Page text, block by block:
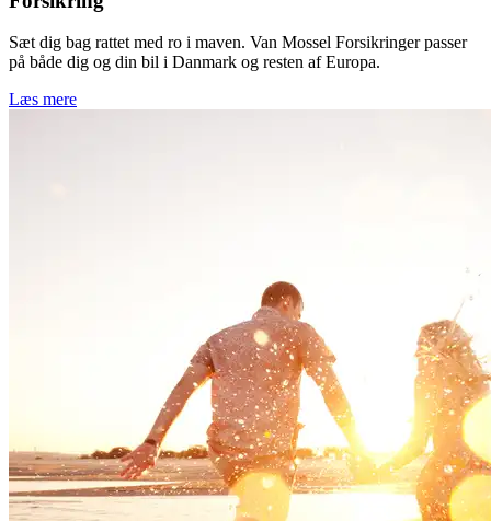
Sæt dig bag rattet med ro i maven. Van Mossel Forsikringer passer
på både dig og din bil i Danmark og resten af Europa.
Læs mere